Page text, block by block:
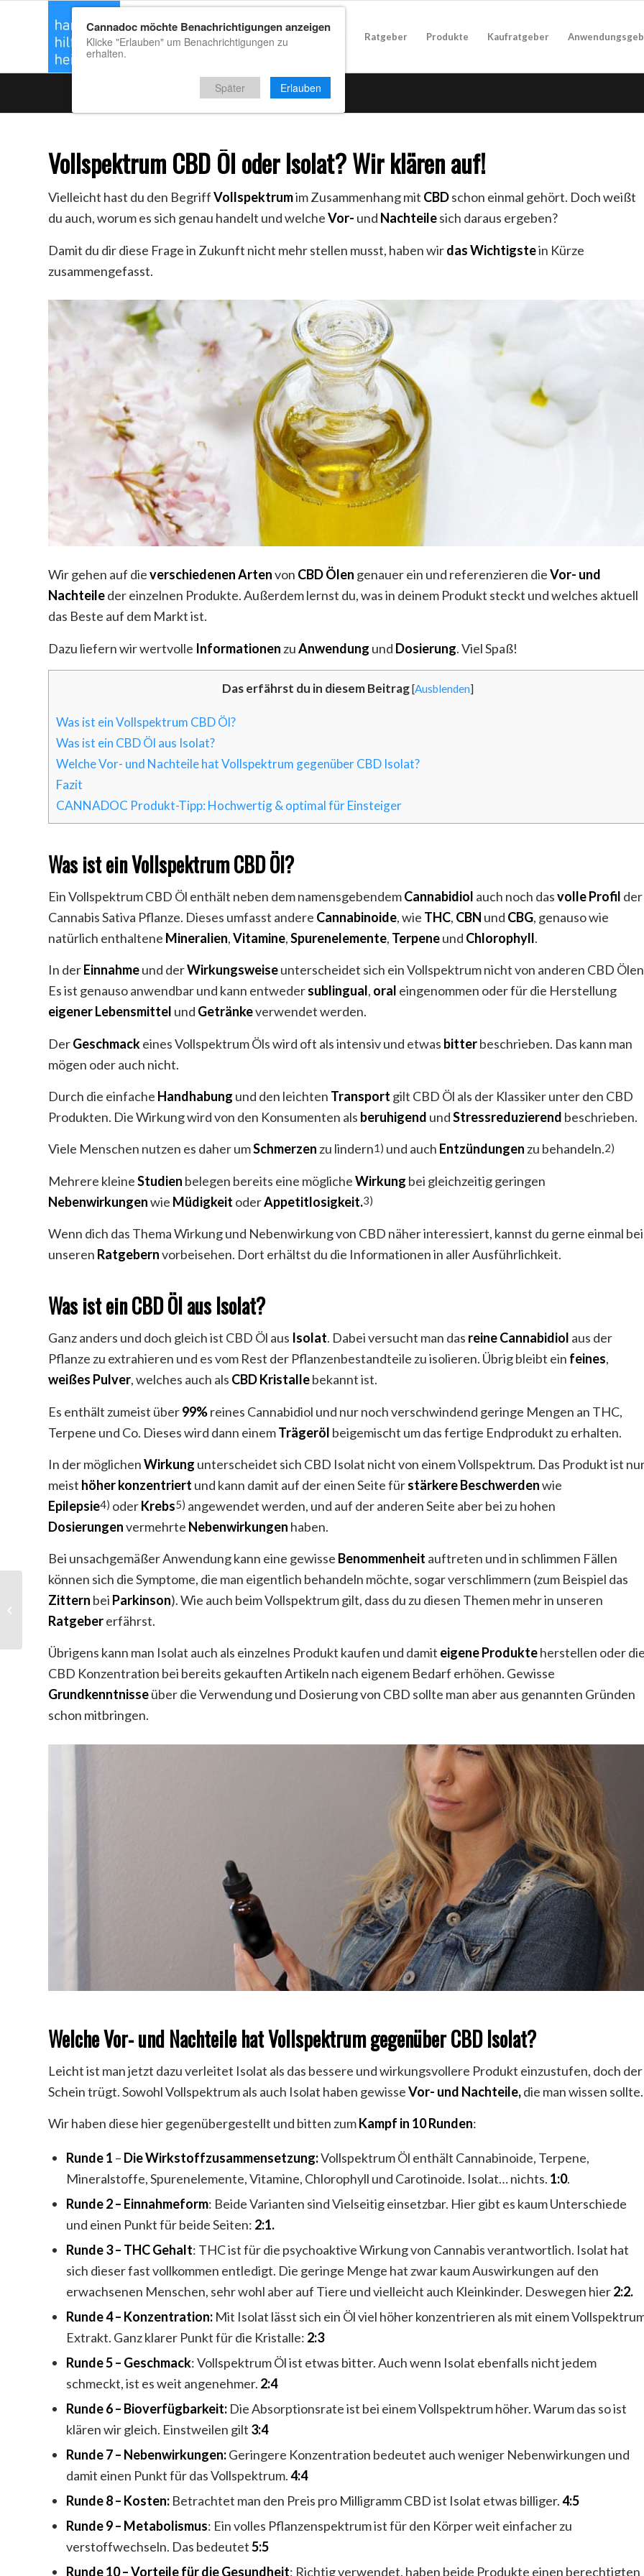
CBD Kaufratgeber Ratgeber Produkte Kaufratgeber
Vollspektrum CBD Öl oder Isolat? Wir klären auf!
Vielleicht hast du den BegriffVollspektrumim Zusammenhang mit CBDschon einmal gehört. Doch weißt
du auch, worum es sich genau handelt und welcheVor- und Nachteilesich daraus ergeben?
Damit du dir diese Frage in Zukunft nicht mehr stellen musst, haben wirdasWichtigstein Kürze
zusammengefasst.
Wir gehen auf dieverschiedenenArtenvon CBDÖlen genauer ein und referenzieren dieVor- und
Nachteileder einzelnen Produkte. Außerdem lernst du, was in deinem Produkt steckt und welches aktuell
das Beste auf dem Markt ist.
Dazu liefern wir wertvolle Informationen zuAnwendung und Dosierung. Viel Spaß!
Das erfährst du in diesem Beitrag[Ausblenden]
Was ist ein Vollspektrum CBD Öl?
Was ist ein CBD Öl aus Isolat?
Welche Vor- und Nachteile hat Vollspektrum gegenüber CBD Isolat?
Fazit
CANNADOC Produkt-Tipp: Hochwertig & optimal für Einsteiger
Was ist ein Vollspektrum CBD Öl?
Ein Vollspektrum CBD Öl enthält neben dem namensgebendemCannabidiol auch noch dasvolle Profil der
Cannabis Sativa Pflanze. Dieses umfasst andere Cannabinoide, wie THC, CBN und CBG, genauso wie
natürlich enthaltene Mineralien,Vitamine,Spurenelemente, Terpeneund Chlorophyll.
In derEinnahmeund derWirkungsweiseunterscheidet sich ein Vollspektrum nicht von anderen CBD
Es ist genauso anwendbar und kann entwedersublingual, oral eingenommen oder für die Herstellung
eigenerLebensmittel und Getränkeverwendet werden.
DerGeschmackeines Vollspektrum Öls wird oft als intensiv und etwas bitterbeschrieben. Das kann man
mögen oder auch nicht.
Durch die einfache Handhabung und den leichten Transport gilt CBD Öl als der Klassiker unter den CBD
Produkten. Die Wirkung wird von den Konsumenten als beruhigend undStressreduzierend beschrieben.
Viele Menschen nutzen es daher umSchmerzen zu lindern1) und auch Entzündungen zu behandeln.2)
Mehrere kleineStudien belegen bereits eine möglicheWirkung bei gleichzeitig geringen
Nebenwirkungenwie Müdigkeit oderAppetitlosigkeit.3)
Wenn dich das Thema Wirkung und Nebenwirkung von CBD näher interessiert, kannst du gerne einmal bei
unseren Ratgebernvorbeisehen. Dort erhältst du die Informationen in aller Ausführlichkeit.
Was ist ein CBD Öl aus Isolat?
Ganz anders und doch gleich ist CBD Öl aus Isolat. Dabei versucht man das reineCannabidiol aus der
Pflanze zu extrahieren und es vom Rest der Pflanzenbestandteile zu isolieren. Übrig bleibt ein feines,
weißes Pulver, welches auch als CBDKristallebekannt ist.
Es enthält zumeist über99%reines Cannabidiol und nur noch verschwindend geringe Mengen an THC,
Terpene und Co. Dieses wird dann einemTrägeröl beigemischt um das fertige Endprodukt zu erhalten.
In der möglichenWirkung unterscheidet sich CBD Isolat nicht von einem Vollspektrum. Das Produkt ist
meist höherkonzentriert und kann damit auf der einen Seite fürstärkereBeschwerdenwie
Epilepsie4) oderKrebs5) angewendet werden, und auf der anderen Seite aber bei zu hohen
Dosierungenvermehrte Nebenwirkungen haben.
Bei unsachgemäßer Anwendung kann eine gewisse Benommenheit auftreten und in schlimmen Fällen
können sich die Symptome, die man eigentlich behandeln möchte, sogar verschlimmern (zum Beispiel das
Zittern bei Parkinson). Wie auch beim Vollspektrum gilt, dass du zu diesen Themen mehr in unseren
Ratgebererfährst.
Übrigens kann man Isolat auch als einzelnes Produkt kaufen und damit eigeneProdukteherstellen oder
CBD Konzentration bei bereits gekauften Artikeln nach eigenem Bedarf erhöhen. Gewisse
Grundkenntnisseüber die Verwendung und Dosierung von CBD sollte man aber aus genannten Gründen
schon mitbringen.
Welche Vor- und Nachteile hat Vollspektrum gegenüber CBD Isolat?
Leicht ist man jetzt dazu verleitet Isolat als das bessere und wirkungsvollere Produkt einzustufen, doch der
Schein trügt. Sowohl Vollspektrum als auch Isolat haben gewisseVor- und Nachteile,die man wissen sollte.
Wir haben diese hier gegenübergestellt und bitten zumKampf in 10 Runden:
Runde 1 – Die Wirkstoffzusammensetzung:Vollspektrum Öl enthält Cannabinoide, Terpene,
Mineralstoffe, Spurenelemente, Vitamine, Chlorophyll und Carotinoide. Isolat… nichts. 1:0.
Runde 2 – Einnahmeform: Beide Varianten sind Vielseitig einsetzbar. Hier gibt es kaum Unterschiede
und einen Punkt für beide Seiten: 2:1.
Runde 3 – THC Gehalt: THC ist für die psychoaktive Wirkung von Cannabis verantwortlich. Isolat hat
sich dieser fast vollkommen entledigt. Die geringe Menge hat zwar kaum Auswirkungen auf den
erwachsenen Menschen, sehr wohl aber auf Tiere und vielleicht auch Kleinkinder. Deswegen hier2:2.
Runde 4 – Konzentration: Mit Isolat lässt sich ein Öl viel höher konzentrieren als mit einem
Extrakt. Ganz klarer Punkt für die Kristalle: 2:3
Runde 5 – Geschmack: Vollspektrum Öl ist etwas bitter. Auch wenn Isolat ebenfalls nicht jedem
schmeckt, ist es weit angenehmer. 2:4
Runde 6 – Bioverfügbarkeit: Die Absorptionsrate ist bei einem Vollspektrum höher. Warum das so ist
klären wir gleich. Einstweilen gilt 3:4
Runde 7 – Nebenwirkungen:Geringere Konzentration bedeutet auch weniger Nebenwirkungen und
damit einen Punkt für das Vollspektrum.4:4
Runde 8 – Kosten: Betrachtet man den Preis pro Milligramm CBD ist Isolat etwas billiger.4:5
Runde 9 – Metabolismus: Ein volles Pflanzenspektrum ist für den Körper weit einfacher zu
verstoffwechseln. Das bedeutet5:5
Runde 10 – Vorteile für die Gesundheit: Richtig verwendet, haben beide Produkte einen berechtigten
Cannadoc möchte Benachrichtigungen anzeigen
Klicke "Erlauben" um Benachrichtigungen zu
erhalten.
Später Erlauben